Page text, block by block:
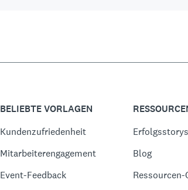
BELIEBTE VORLAGEN
Kundenzufriedenheit
Mitarbeiterengagement
Event-Feedback
Erfolgsstorys
Blog
Ressourcen-